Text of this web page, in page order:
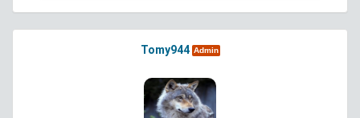
Tomy944 Admin